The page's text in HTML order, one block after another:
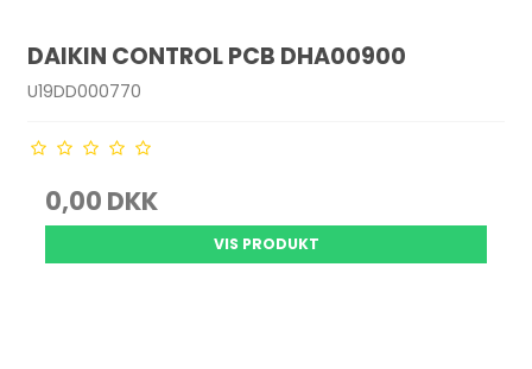
DAIKIN CONTROL PCB DHA00900
U19DD000770
0,00 DKK
VIS PRODUKT